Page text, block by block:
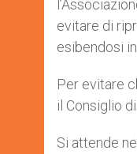
evitare di
esibendosi
Per evitare
il Consiglio
Si attende